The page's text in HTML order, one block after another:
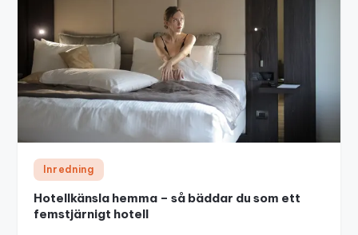
Inredning
Hotellkänsla hemma – så bäddar du som ett
femstjärnigt hotell